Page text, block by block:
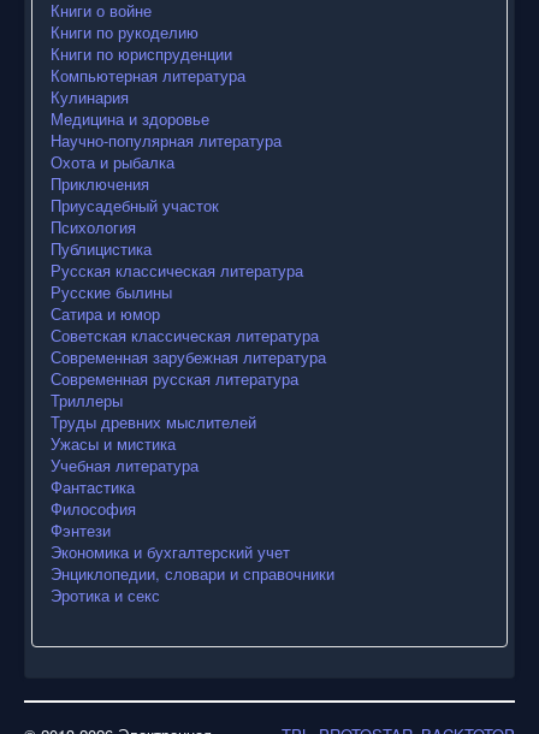
Книги о войне
Книги по рукоделию
Книги по юриспруденции
Компьютерная литература
Кулинария
Медицина и здоровье
Научно-популярная литература
Охота и рыбалка
Приключения
Приусадебный участок
Психология
Публицистика
Русская классическая литература
Русские былины
Сатира и юмор
Советская классическая литература
Современная зарубежная литература
Современная русская литература
Триллеры
Труды древних мыслителей
Ужасы и мистика
Учебная литература
Фантастика
Философия
Фэнтези
Экономика и бухгалтерский учет
Энциклопедии, словари и справочники
Эротика и секс